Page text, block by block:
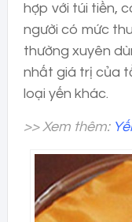
hợp với túi tiền,
người có mức
thường xuyên
nhất giá trị của
loại yến khác.
>> Xem thêm: